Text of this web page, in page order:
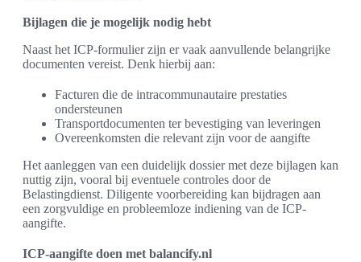
Bijlagen die je mogelijk nodig hebt
Naast het ICP-formulier zijn er vaak aanvullende belangrijke
documenten vereist. Denk hierbij aan:
Facturen die de intracommunautaire prestaties
ondersteunen
Transportdocumenten ter bevestiging van leveringen
Overeenkomsten die relevant zijn voor de aangifte
Het aanleggen van een duidelijk dossier met deze bijlagen kan
nuttig zijn, vooral bij eventuele controles door de
Belastingdienst. Diligente voorbereiding kan bijdragen aan
een zorgvuldige en probleemloze indiening van de ICP-
aangifte.
ICP-aangifte doen met balancify.nl